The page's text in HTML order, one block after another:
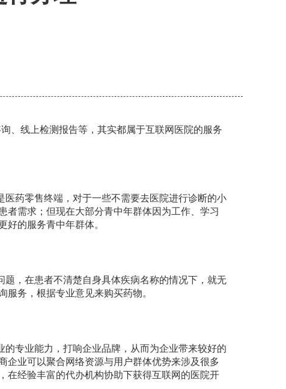
、线上检测报告等，其实都属于互联网医院的服务
药零售终端，对于一些不需要去医院进行诊断的小
者需求；但现在大部分青中年群体因为工作、学习
的服务青中年群体。
，在患者不清楚自身具体疾病名称的情况下，就无
务，根据专业意见来购买药物。
专业能力，打响企业品牌，从而为企业带来较好的
企业可以聚合网络资源与用户群体优势来涉及很多
在经验丰富的代办机构协助下获得互联网的医院开